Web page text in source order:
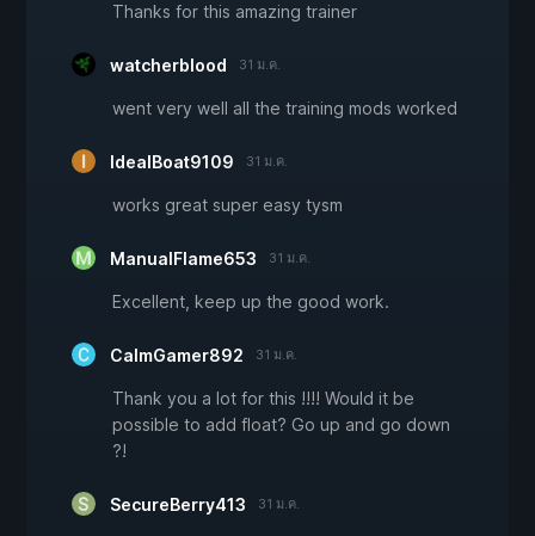
Thanks for this amazing trainer
watcherblood 31 ม.ค.
went very well all the training mods worked
IdealBoat9109 31 ม.ค.
works great super easy tysm
ManualFlame653 31 ม.ค.
Excellent, keep up the good work.
CalmGamer892 31 ม.ค.
Thank you a lot for this !!!! Would it be
possible to add float? Go up and go down
?!
SecureBerry413 31 ม.ค.